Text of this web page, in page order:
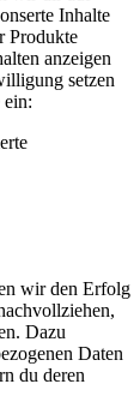
Inhalte
Produkte
anzeigen
setzen
ein:
wir den Erfolg
Dazu
Daten
du deren